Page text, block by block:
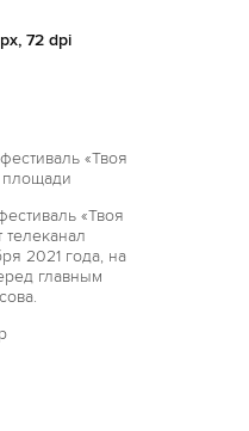
72 dpi
«Твоя
площади
«Твоя
телеканал
2021 года, на
главным